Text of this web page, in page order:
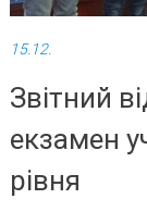
15.12.
Звітний
екзамен
рівня